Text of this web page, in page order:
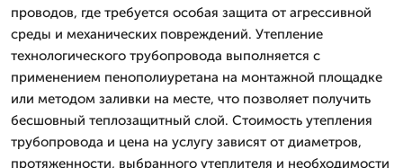
проводов, где требуется особая защита от агрессивной
среды и механических повреждений. Утепление
технологического трубопровода выполняется с
применением пенополиуретана на монтажной площадке
или методом заливки на месте, что позволяет получить
бесшовный теплозащитный слой. Стоимость утепления
трубопровода и цена на услугу зависят от диаметров,
протяженности, выбранного утеплителя и необходимости